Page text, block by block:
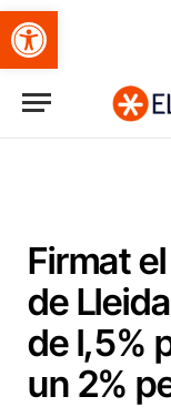
Obre la barra d'eines
Firmat
de
de l,5%
un 2%